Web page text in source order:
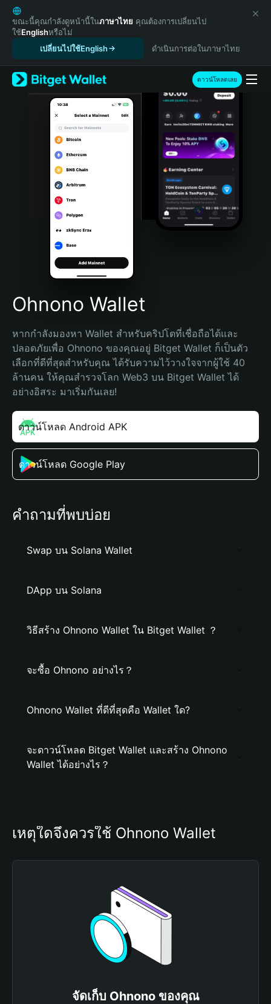
English
日本語
Tiếng Việt
Español (Latinoamérica)
Türkçe
Italiano
Português (Portugal)
Bahasa Indonesia
Português (Brasil)
Español (Argentina)
ขณะนี้คุณกำลังดูหน้านี้ในภาษาไทย คุณต้องการเปลี่ยนไป
ใช้Englishหรือไม่
เปลี่ยนไปใช้English
ดำเนินการต่อในภาษาไทย
ดาวน์โหลดเลย
Ohnono Wallet
หากกำลังมองหา Wallet สำหรับคริปโตที่เชื่อถือได้และ
ปลอดภัยเพื่อ Ohnono ของคุณอยู่ Bitget Wallet ก็เป็นตัว
เลือกที่ดีที่สุดสำหรับคุณ ได้รับความไว้วางใจจากผู้ใช้ 40
ล้านคน ให้คุณสำรวจโลก Web3 บน Bitget Wallet ได้
อย่างอิสระ มาเริ่มกันเลย!
ดาวน์โหลด Android APK
ดาวน์โหลด Google Play
คำถามที่พบบ่อย
Swap บน Solana Wallet
DApp บน Solana
วิธีสร้าง Ohnono Wallet ใน Bitget Wallet ？
จะซื้อ Ohnono อย่างไร？
Ohnono Wallet ที่ดีที่สุดคือ Wallet ใด?
จะดาวน์โหลด Bitget Wallet และสร้าง Ohnono
Wallet ได้อย่างไร？
เหตุใดจึงควรใช้ Ohnono Wallet
จัดเก็บ Ohnono ของคุณ